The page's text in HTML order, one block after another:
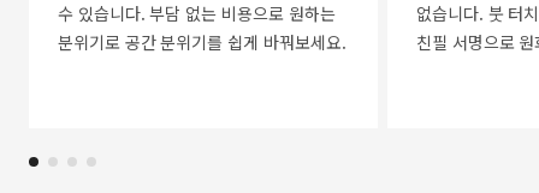
수 있습니다. 부담 없는 비용으로 원하는
분위기로 공간 분위기를 쉽게 바꿔보세요.
없습니다. 붓 터
친필 서명으로